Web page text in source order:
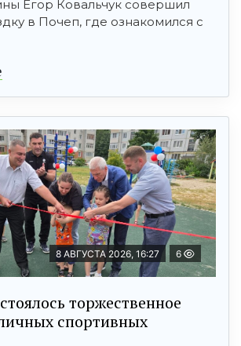
Егор Ковальчук совершил
в Почеп, где ознакомился с
8 АВГУСТА 2026, 16:27 6
торжественное
спортивных